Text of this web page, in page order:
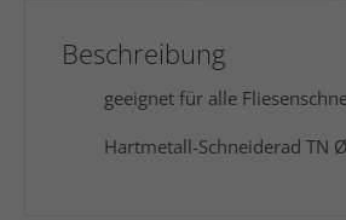
Beschreibung
geeignet für alle
Hartmetall-Schneiderad TN